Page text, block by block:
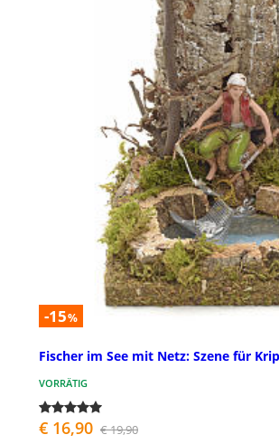
-15%
Fischer im See mit Netz: Szene für
VORRÄTIG
€ 16,90 € 19,90